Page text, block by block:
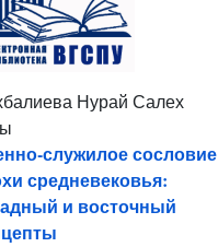
Нурай Салех
служилое сословие
средневековья:
и восточный